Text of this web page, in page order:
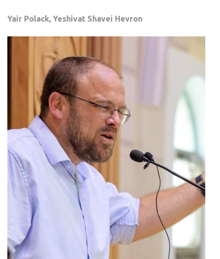
Yair Polack, Yeshivat Shavei Hevron